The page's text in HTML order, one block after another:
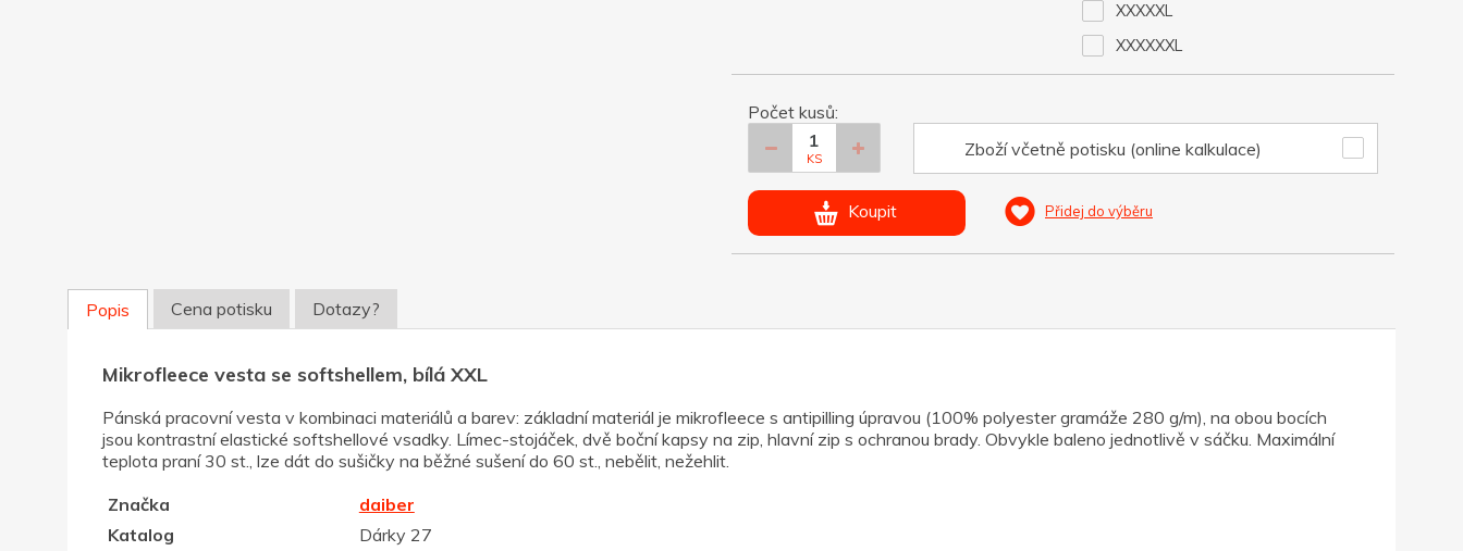
XXXXXL
XXXXXXL
Počet kusů:
KS Zboží včetně potisku (online kalkulace)
Koupit Přidej do výběru
Popis Cena potisku Dotazy?
Mikrofleece vesta se softshellem, bílá XXL
Pánská pracovní vesta v kombinaci materiálů a barev: základní materiál je mikrofleece s antipilling úpravou (100% polyester gramáže 280 g/m), na obou bocích
jsou kontrastní elastické softshellové vsadky. Límec-stojáček, dvě boční kapsy na zip, hlavní zip s ochranou brady. Obvykle baleno jednotlivě v sáčku. Maximální
teplota praní 30 st., lze dát do sušičky na běžné sušení do 60 st., nebělit, nežehlit.
Značka
daiber
Katalog
Dárky 27